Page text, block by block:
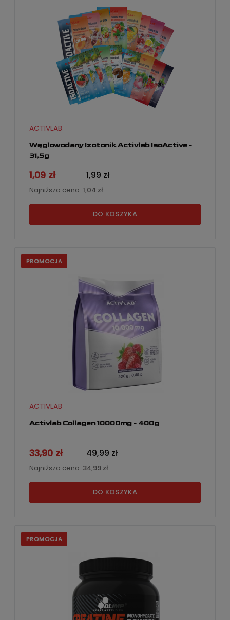
Węglowodany Izotonik Activlab IsoActive -
31,5g
ACTIVLAB
1,09 zł 1,99 zł
Najniższa cena: 1,04 zł
DO KOSZYKA
Activlab Collagen 10000mg - 400g
ACTIVLAB
33,90 zł 49,99 zł
Najniższa cena: 34,99 zł
DO KOSZYKA
PROMOCJA
PROMOCJA